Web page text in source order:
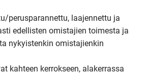
perusparannettu, laajennettu ja
edellisten omistajien toimesta ja
nykyistenkin omistajienkin
kahteen kerrokseen, alakerrassa